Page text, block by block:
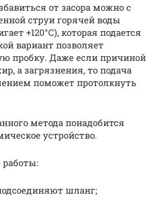
от засора можно с
струи горячей воды
+120°С), которая подается
вариант позволяет
пробку. Даже если причиной
а загрязнения, то подача
поможет протолкнуть
метода понадобится
устройство.
работы:
шланг;